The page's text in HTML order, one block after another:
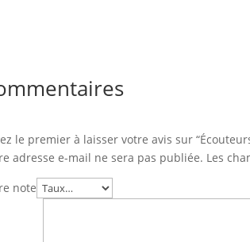
le premier à laisser votre avis sur
adresse e-mail ne sera pas publiée. Les
note